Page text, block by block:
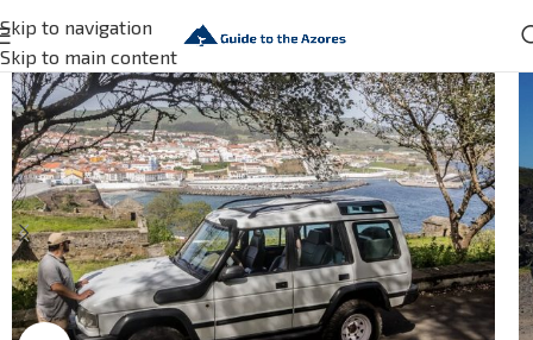
Skip to navigation
Skip to main content